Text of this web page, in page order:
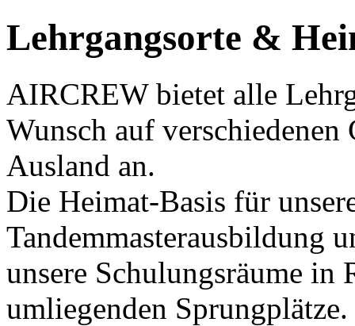
Lehrgangsorte &
AIRCREW bietet alle
Wunsch auf
Ausland an.
Die Heimat-Basis für
Tandemmasterausbildung
unsere Schulungsräume in
umliegenden Sprungplätze.